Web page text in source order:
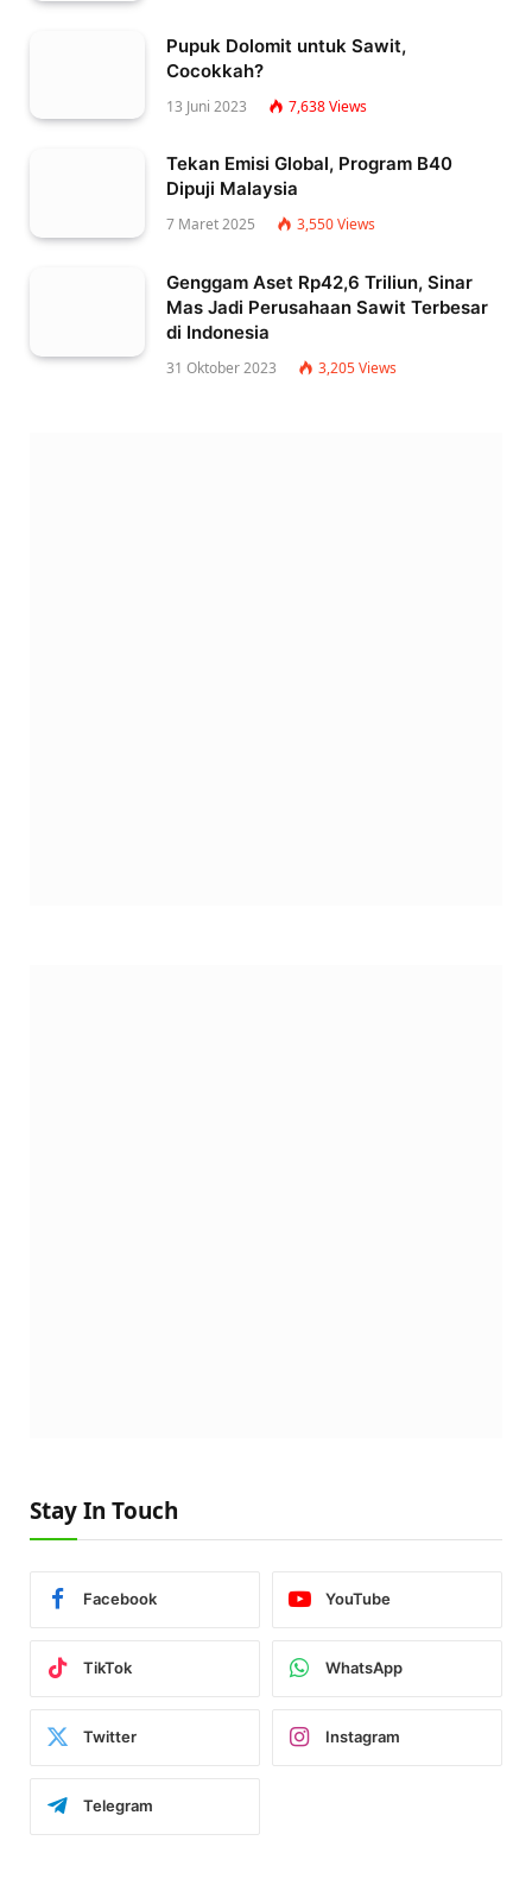
Pupuk Dolomit untuk Sawit,
Cocokkah?
13 Juni 2023 7,638Views
Tekan Emisi Global, Program B40
Dipuji Malaysia
7 Maret 2025 3,550Views
Genggam Aset Rp42,6 Triliun, Sinar
Mas Jadi Perusahaan Sawit Terbesar
di Indonesia
31 Oktober 2023 3,205Views
Stay In Touch
Facebook YouTube
TikTok WhatsApp
Twitter Instagram
Telegram